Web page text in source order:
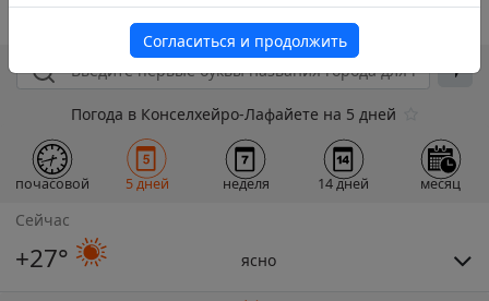
Погода в Конселхейро-Лафайете на 5 дней
почасовой 5 дней неделя 14 дней месяц
Сейчас
+27° ясно
Согласиться и продолжить